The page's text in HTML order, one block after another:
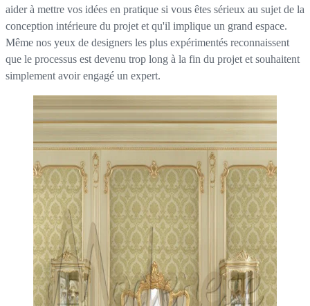
aider à mettre vos idées en pratique si vous êtes sérieux au sujet de la
conception intérieure du projet et qu'il implique un grand espace.
Même nos yeux de designers les plus expérimentés reconnaissent
que le processus est devenu trop long à la fin du projet et souhaitent
simplement avoir engagé un expert.